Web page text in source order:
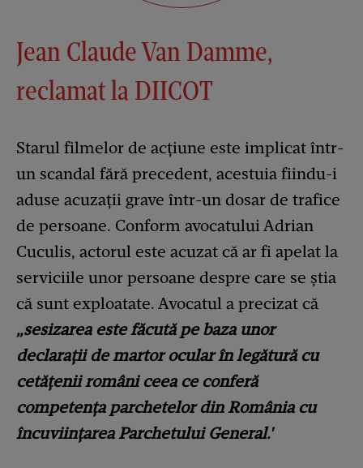
Jean Claude Van Damme,
reclamat la DIICOT
Starul filmelor de acțiune este implicat într-
un scandal fără precedent, acestuia fiindu-i
aduse acuzații grave într-un dosar de trafice
de persoane. Conform avocatului Adrian
Cuculis, actorul este acuzat că ar fi apelat la
serviciile unor persoane despre care se știa
că sunt exploatate. Avocatul a precizat că
„sesizarea este făcută pe baza unor
declarații de martor ocular în legătură cu
cetățenii români ceea ce conferă
competența parchetelor din România cu
încuviințarea Parchetului General.'